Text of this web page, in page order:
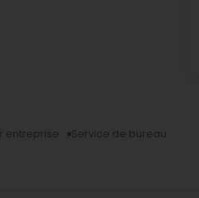
entreprise
Service de bureau